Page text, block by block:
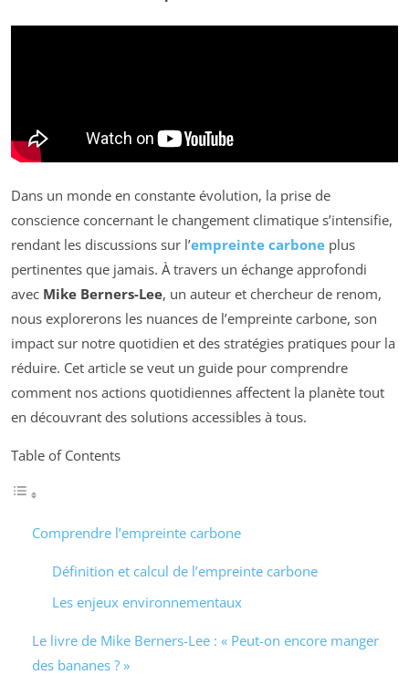
Dans un monde en constante évolution, la prise de
conscience concernant le changement climatique s’intensifie,
rendant les discussions sur l’empreinte carbone plus
pertinentes que jamais. À travers un échange approfondi
avec Mike Berners-Lee, un auteur et chercheur de renom,
nous explorerons les nuances de l’empreinte carbone, son
impact sur notre quotidien et des stratégies pratiques pour la
réduire. Cet article se veut un guide pour comprendre
comment nos actions quotidiennes affectent la planète tout
en découvrant des solutions accessibles à tous.
Table of Contents
Comprendre l’empreinte carbone
Définition et calcul de l’empreinte carbone
Les enjeux environnementaux
Le livre de Mike Berners-Lee : « Peut-on encore manger
des bananes ? »